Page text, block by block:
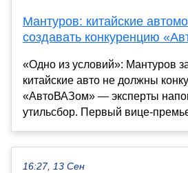
Мантуров: китайские
создавать конкуренцию
«Одно из условий»: Мантуров
китайские авто не должны
«АвтоВАЗом» — эксперты
утильсбор. Первый вице-
16:27, 13 Сен